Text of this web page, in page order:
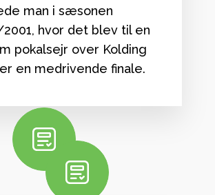
man i sæsonen
hvor det blev til en
pokalsejr over Kolding
en medrivende finale.